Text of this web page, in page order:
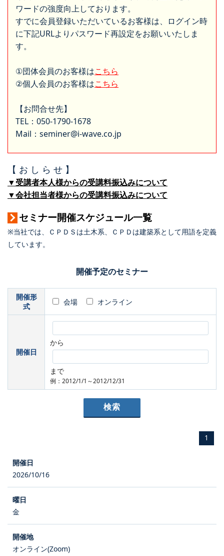
ワードの強度向上しております。
すでに会員登録いただいているお客様は、ログイン時
に下記URLよりパスワード再設定をお願いいたしま
す。
①団体会員のお客様はこちら
②個人会員のお客様はこちら
【お問合せ先】
TEL：050-1790-1678
Mail：seminer@i-wave.co.jp
【 お し ら せ 】
▼受講者本人様からの受講料振込みについて
▼会社担当者様からの受講料振込みについて
セミナー開催スケジュール一覧
※当社では、ＣＰＤＳは土木系、ＣＰＤは建築系として用語を定義
しています。
開催予定のセミナー
開催形
式
会場 オンライン
開催日
から
まで
例：2012/1/1～2012/12/31
1
2026/10/16
金
オンライン(Zoom)